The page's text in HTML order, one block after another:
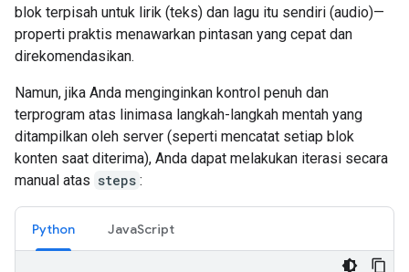
blok terpisah untuk lirik (teks) dan lagu itu sendiri (audio)—
properti praktis menawarkan pintasan yang cepat dan
direkomendasikan.
Namun, jika Anda menginginkan kontrol penuh dan
terprogram atas linimasa langkah-langkah mentah yang
ditampilkan oleh server (seperti mencatat setiap blok
konten saat diterima), Anda dapat melakukan iterasi secara
manual atas steps :
Python JavaScript